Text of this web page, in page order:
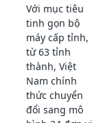
Với mục tiêu
tinh gọn bộ
máy cấp tỉnh,
từ 63 tỉnh
thành, Việt
Nam chính
thức chuyển
đổi sang mô